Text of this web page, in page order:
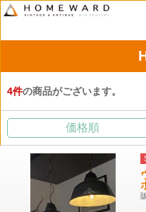
4件の商品がございます。
価格順